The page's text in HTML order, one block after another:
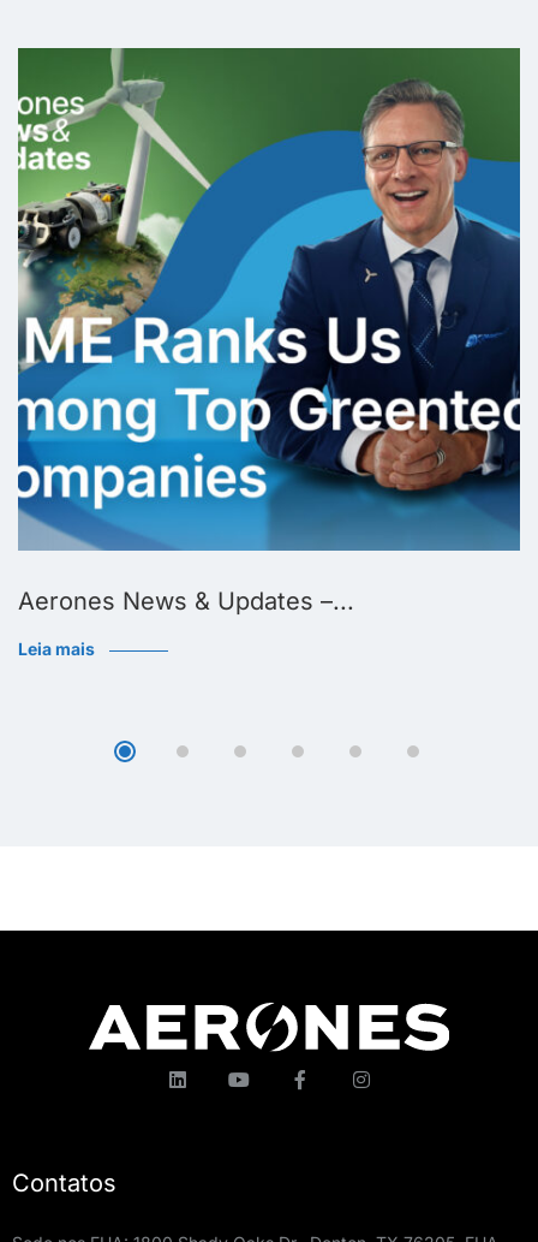
Aerones News & Updates –...
Leia mais
Contatos